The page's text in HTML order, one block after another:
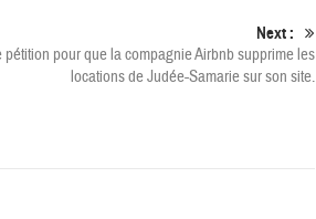
Next :
pétition pour que la compagnie Airbnb supprime les
locations de Judée-Samarie sur son site.